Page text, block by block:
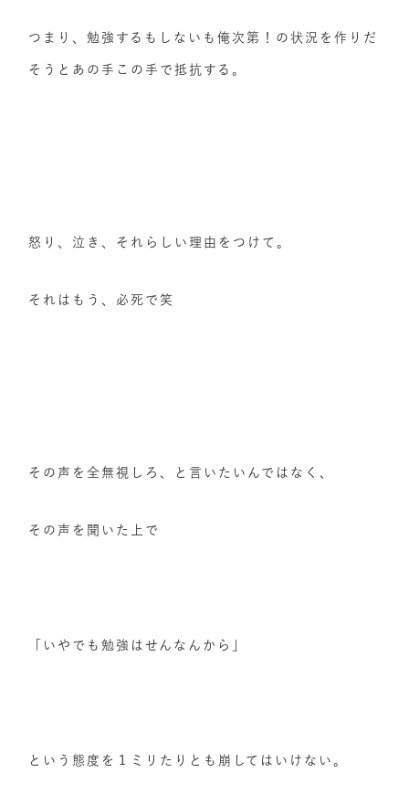
つまり、勉強するもしないも俺次第！の状況を作りだ
そうとあの手この手で抵抗する。
怒り、泣き、それらしい理由をつけて。
それはもう、必死で笑
その声を全無視しろ、と言いたいんではなく、
その声を聞いた上で
「いやでも勉強はせんなんから」
という態度を１ミリたりとも崩してはいけない。